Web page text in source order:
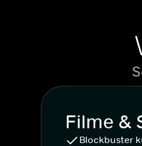
Filme &
Blockbuster